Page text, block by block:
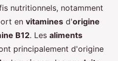
nutritionnels, notamment
en vitamines d'origine
B12. Les aliments
principalement d'origine